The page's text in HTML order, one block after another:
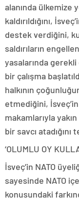
alanında ülkemize
kaldırıldığını,
destek verdiğini,
saldırıların
yasalarında gerekli
bir çalışma
halkının
etmediğini,
makamlarıyla
bir savcı
‘OLUMLU OY
İsveç’in NATO
sayesinde NATO
konusundaki